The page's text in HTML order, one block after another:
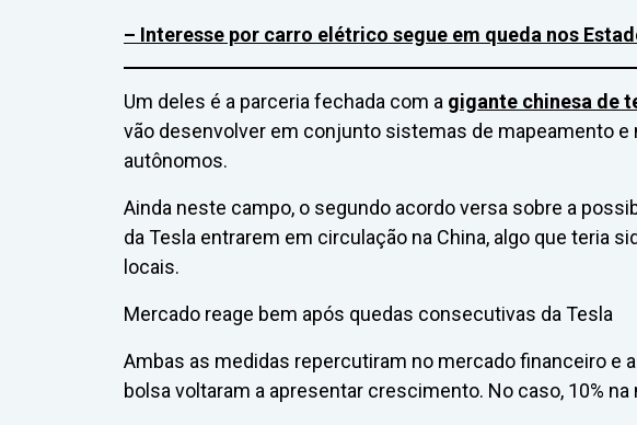
– Interesse por carro elétrico segue em queda nos
Um deles é a parceria fechada com a gigante chinesa de
vão desenvolver em conjunto sistemas de mapeamento e
autônomos.
Ainda neste campo, o segundo acordo versa sobre a
da Tesla entrarem em circulação na China, algo que teria
locais.
Mercado reage bem após quedas consecutivas da Tesla
Ambas as medidas repercutiram no mercado financeiro e
bolsa voltaram a apresentar crescimento. No caso, 10%